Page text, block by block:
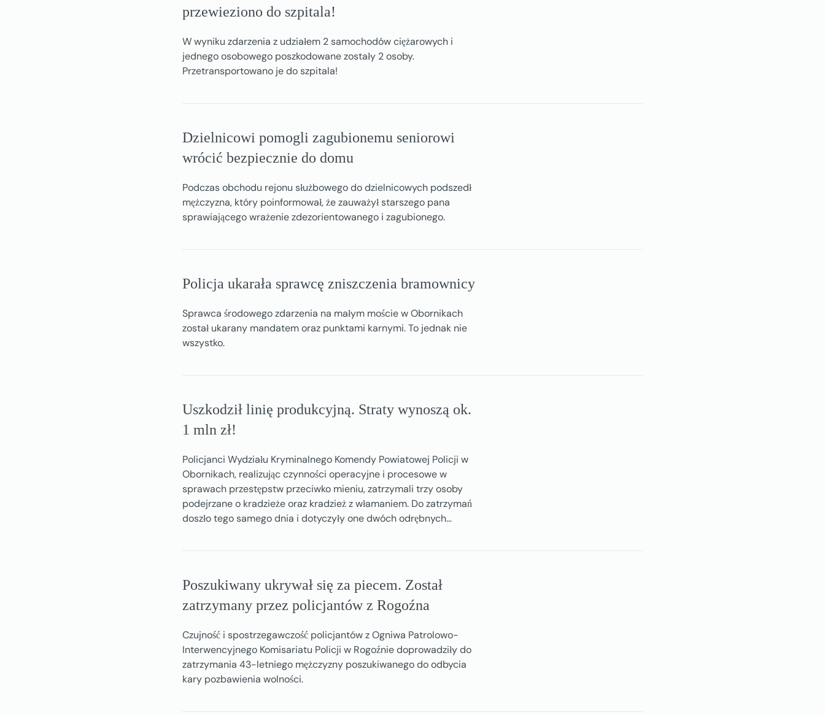
przewieziono do szpitala!
W wyniku zdarzenia z udziałem 2 samochodów ciężarowych i
jednego osobowego poszkodowane zostały 2 osoby.
Przetransportowano je do szpitala!
Dzielnicowi pomogli zagubionemu seniorowi
wrócić bezpiecznie do domu
Podczas obchodu rejonu służbowego do dzielnicowych podszedł
mężczyzna, który poinformował, że zauważył starszego pana
sprawiającego wrażenie zdezorientowanego i zagubionego.
Policja ukarała sprawcę zniszczenia bramownicy
Sprawca środowego zdarzenia na małym moście w Obornikach
został ukarany mandatem oraz punktami karnymi. To jednak nie
wszystko.
Uszkodził linię produkcyjną. Straty wynoszą ok.
1 mln zł!
Policjanci Wydziału Kryminalnego Komendy Powiatowej Policji w
Obornikach, realizując czynności operacyjne i procesowe w
sprawach przestępstw przeciwko mieniu, zatrzymali trzy osoby
podejrzane o kradzieże oraz kradzież z włamaniem. Do zatrzymań
doszło tego samego dnia i dotyczyły one dwóch odrębnych…
Poszukiwany ukrywał się za piecem. Został
zatrzymany przez policjantów z Rogoźna
Czujność i spostrzegawczość policjantów z Ogniwa Patrolowo-
Interwencyjnego Komisariatu Policji w Rogoźnie doprowadziły do
zatrzymania 43-letniego mężczyzny poszukiwanego do odbycia
kary pozbawienia wolności.